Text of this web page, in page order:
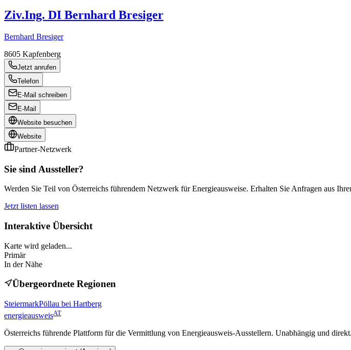
Ziv.Ing. DI Bernhard Bresiger
Bernhard Bresiger
8605 Kapfenberg
Jetzt anrufen
Telefon
E-Mail schreiben
E-Mail
Website besuchen
Website
Partner-Netzwerk
Sie sind Aussteller?
Werden Sie Teil von Österreichs führendem Netzwerk für Energieausweise. Erhalten Sie Anfragen aus
Jetzt listen lassen
Interaktive Übersicht
Karte wird geladen...
Primär
In der Nähe
Übergeordnete Regionen
SteiermarkPöllau bei Hartberg
energieausweisAT
Österreichs führende Plattform für die Vermittlung von Energieausweis-Ausstellern. Unabhängig und direkt.